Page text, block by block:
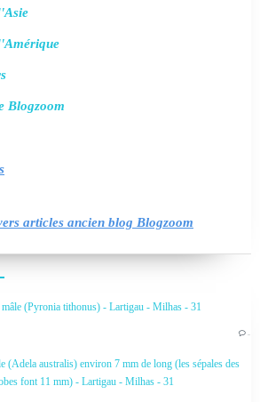
(Pyronia tithonus) - Lartigau - Milhas - 31
(Adela australis) environ 7 mm de long (les sépales des
font 11 mm) - Lartigau - Milhas - 31
Blogzoom
articles ancien blog Blogzoom